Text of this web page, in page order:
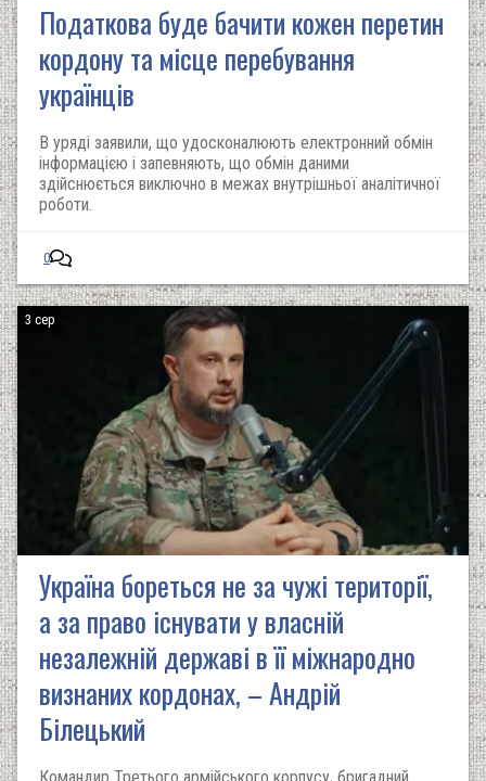
Податкова буде бачити кожен перетин
кордону та місце перебування
українців
В уряді заявили, що удосконалюють електронний обмін
інформацією і запевняють, що обмін даними
здійснюється виключно в межах внутрішньої аналітичної
роботи.
0
3 сер
Україна бореться не за чужі території,
а за право існувати у власній
незалежній державі в її міжнародно
визнаних кордонах, – Андрій
Білецький